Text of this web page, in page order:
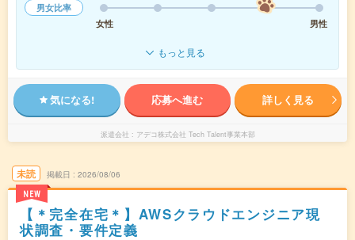
男女比率
女性
男性
もっと見る
気になる! 応募へ進む 詳しく見る
派遣会社 アデコ株式会社 Tech Talent事業本部
未読
NEW
掲載日 2026/08/06
【＊完全在宅＊】AWSクラウドエンジニア現
状調査・要件定義